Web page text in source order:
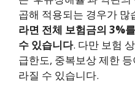
곱해 적용되는 경우가 많
라면 전체 보험금의 3%
수 있습니다. 다만 보험
급한도, 중복보상 제한
라질 수 있습니다.